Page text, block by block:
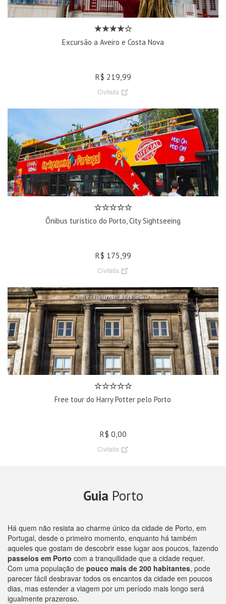
Excursão a Aveiro e Costa Nova
R$ 219,99
Civitatis
Ônibus turístico do Porto, City Sightseeing
R$ 175,99
Civitatis
Free tour do Harry Potter pelo Porto
R$ 0,00
Civitatis
Guia Porto
Há quem não resista ao charme único da cidade de Porto, em
Portugal, desde o primeiro momento, enquanto há também
aqueles que gostam de descobrir esse lugar aos poucos, fazendo
passeios em Porto com a tranquilidade que a cidade requer.
Com uma população de pouco mais de 200 habitantes, pode
parecer fácil desbravar todos os encantos da cidade em poucos
dias, mas estender a viagem por um período mais longo será
igualmente prazeroso.